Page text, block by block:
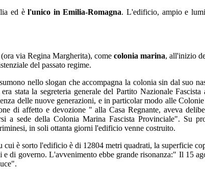
ed è l'unico in Emilia-Romagna. L'edificio, ampio e
via Regina Margherita), come colonia marina, all'inizio
del passato regime.
nello slogan che accompagna la colonia sin dal suo
stata la segreteria generale del Partito Nazionale
delle nuove generazioni, e in particolar modo alle
di affetto e devozione " alla Casa Regnante, aveva
a sede della Colonia Marina Fascista Provinciale". Su
in soli ottanta giorni l'edificio venne costruito.
è sorto l'edificio è di 12804 metri quadrati, la superficie
di governo. L'avvenimento ebbe grande risonanza:" Il 15